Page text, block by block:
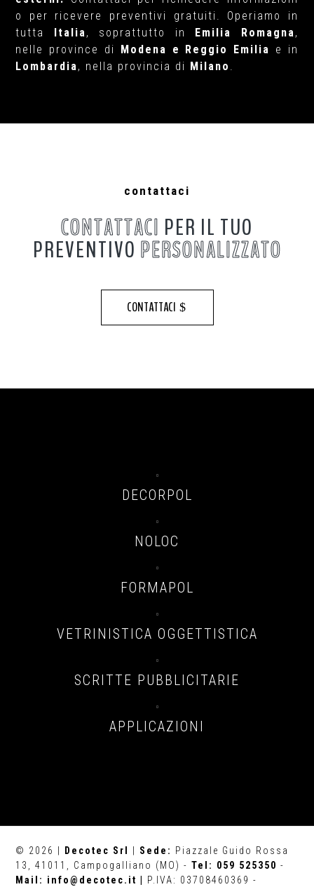
o per ricevere preventivi gratuiti. Operiamo in
tutta Italia, soprattutto in Emilia Romagna,
nelle province di Modena e Reggio Emilia e in
Lombardia, nella provincia di Milano .
contattaci
CONTATTACI PER IL TUO
PREVENTIVO PERSONALIZZATO
CONTATTACI

DECORPOL

NOLOC

FORMAPOL

VETRINISTICA OGGETTISTICA

SCRITTE PUBBLICITARIE

APPLICAZIONI
© 2026 | Decotec Srl Sede: Piazzale Guido Rossa
13, 41011, Campogalliano (MO) -Tel: 059 525350 -
Mail: info@decotec.it | P.IVA: 03708460369 -